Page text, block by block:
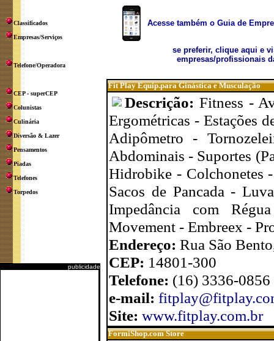
Classificados
Empresas/Serviços
Telefone/Operadora
CEP - superCEP
Colunistas
Culinária
Diversão & Lazer
Pensamentos
Piadas
Telefones
Torpedos
publicidade
Acesse também o Guia de
se preferir, clique aqui e
empresas/profissionais
Fit Play Equip.para Ginástica e Musculação
Descrição: Fitness -
Ergométricas - Estações
Adipômetro -
Abdominais - Suportes
Hidrobike - Colchonetes
Sacos de Pancada -
Impedância com
Movement - Embreex -
Endereço: Rua São
CEP: 14801-300
Telefone: (16) 3336-0856
e-mail:
Site: www.fitplay.com.br
FormiShop.com Store